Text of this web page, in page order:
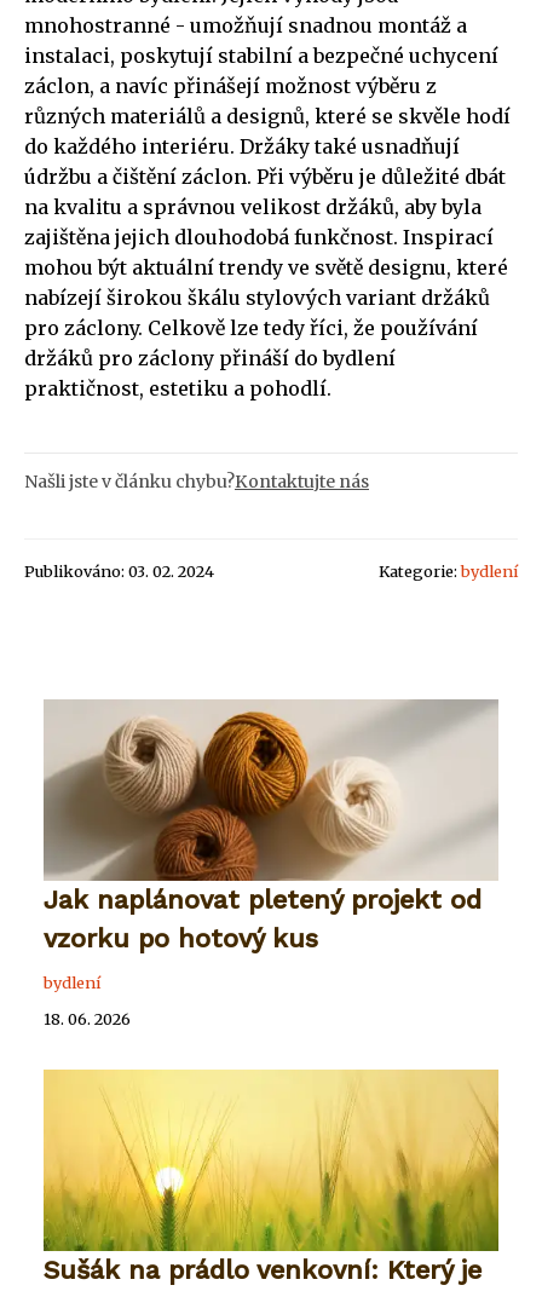
mnohostranné - umožňují snadnou montáž a
instalaci, poskytují stabilní a bezpečné uchycení
záclon, a navíc přinášejí možnost výběru z
různých materiálů a designů, které se skvěle hodí
do každého interiéru. Držáky také usnadňují
údržbu a čištění záclon. Při výběru je důležité dbát
na kvalitu a správnou velikost držáků, aby byla
zajištěna jejich dlouhodobá funkčnost. Inspirací
mohou být aktuální trendy ve světě designu, které
nabízejí širokou škálu stylových variant držáků
pro záclony. Celkově lze tedy říci, že používání
držáků pro záclony přináší do bydlení
praktičnost, estetiku a pohodlí.
Našli jste v článku chybu?Kontaktujte nás
Publikováno: 03. 02. 2024 Kategorie:bydlení
Jak naplánovat pletený projekt od
vzorku po hotový kus
bydlení
18. 06. 2026
Sušák na prádlo venkovní: Který je